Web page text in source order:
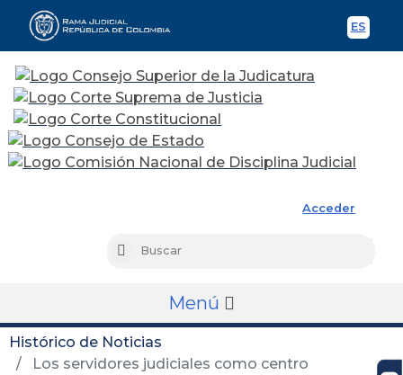
ES
Acceder
Buscar
Menú
Histórico de Noticias
Los servidores judiciales como centro